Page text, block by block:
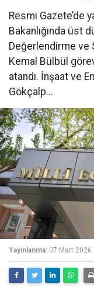
Resmi Gazete’de
Bakanlığında üst
Değerlendirme ve
Kemal Bülbül
atandı. İnşaat ve
Gökçalp...
Yayınlanma: 07 Mart